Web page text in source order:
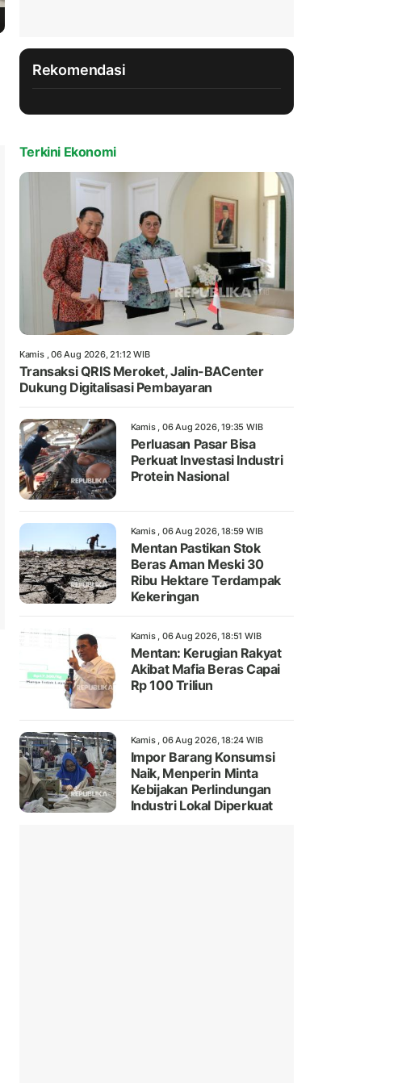
Rekomendasi
Terkini Ekonomi
Kamis , 06 Aug 2026, 21:12 WIB
Transaksi QRIS Meroket, Jalin-BACenter
Dukung Digitalisasi Pembayaran
Kamis , 06 Aug 2026, 19:35 WIB
Perluasan Pasar Bisa
Perkuat Investasi Industri
Protein Nasional
Kamis , 06 Aug 2026, 18:59 WIB
Mentan Pastikan Stok
Beras Aman Meski 30
Ribu Hektare Terdampak
Kekeringan
Kamis , 06 Aug 2026, 18:51 WIB
Mentan: Kerugian Rakyat
Akibat Mafia Beras Capai
Rp 100 Triliun
Kamis , 06 Aug 2026, 18:24 WIB
Impor Barang Konsumsi
Naik, Menperin Minta
Kebijakan Perlindungan
Industri Lokal Diperkuat